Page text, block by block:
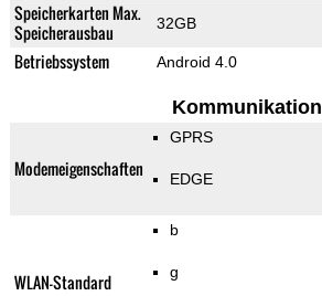
Speicherkarten Max.
Speicherausbau
32GB
Betriebssystem Android 4.0
Kommunikation
Modemeigenschaften
GPRS
EDGE
WLAN-Standard
b
g